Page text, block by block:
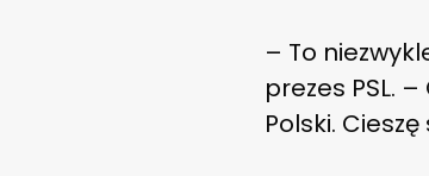
– To
prezes PSL.
Polski.